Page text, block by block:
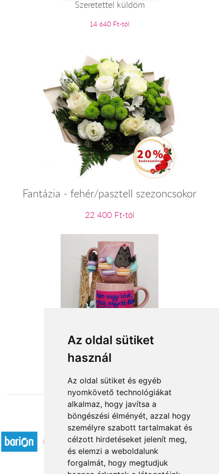
Az oldal sütiket
használ
Az oldal sütiket és egyéb
nyomkövető technológiákat
alkalmaz, hogy javítsa a
böngészési élményét, azzal hogy
személyre szabott tartalmakat és
célzott hirdetéseket jelenít meg,
és elemzi a weboldalunk
forgalmát, hogy megtudjuk
Szeretettel küldöm
14 640 Ft-tól
Fantázia - fehér/pasztell szezoncsokor
22 400 Ft-tól
Cicus és a süti
10 400 Ft-tól
Elfogadott fizetési módok